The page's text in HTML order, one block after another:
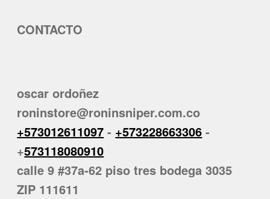
CONTACTO
oscar ordoñez
roninstore@roninsniper.com.co
+573012611097 - +573228663306 -
+573118080910
calle 9 #37a-62 piso tres bodega 3035
ZIP 111611